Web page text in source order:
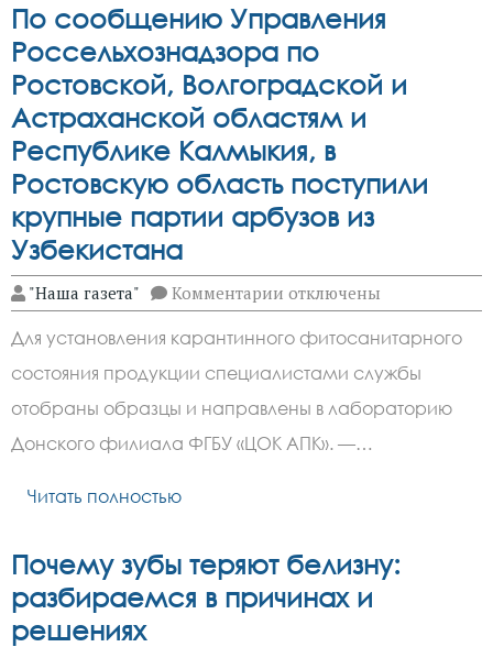
По сообщению Управления
Россельхознадзора по
Ростовской, Волгоградской и
Астраханской областям и
Республике Калмыкия, в
Ростовскую область поступили
крупные партии арбузов из
Узбекистана
"Наша газета" Комментарии к
записи
сообщению
Управления
Россельхознадзора
по
Ростовской,
Волгоградской
Калмыкия,
в
Ростовскую
область
отключены
Для установления карантинного фитосанитарного
состояния продукции специалистами службы
отобраны образцы и направлены в лабораторию
Донского филиала ФГБУ «ЦОК АПК». —…
Читать полностью
Почему зубы теряют белизну:
разбираемся в причинах и
решениях